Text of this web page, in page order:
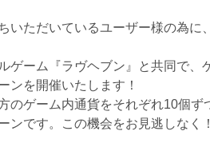
いただいているユーザー様の為に
ゲーム『ラヴヘブン』と共同で、
ンを開催いたします！
のゲーム内通貨をそれぞれ10個ず
ンです。この機会をお見逃しなく！